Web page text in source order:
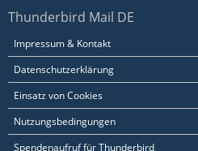
Thunderbird Mail DE
Impressum & Kontakt
Datenschutzerklärung
Einsatz von Cookies
Nutzungsbedingungen
Spendenaufruf für Thunderbird